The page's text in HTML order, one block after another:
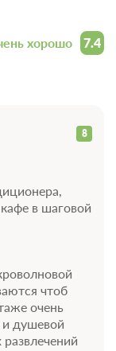
7.4
хорошо
8
в шаговой
чтоб
очень
и душевой